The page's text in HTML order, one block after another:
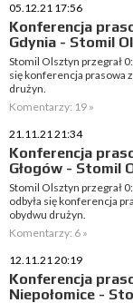
05.12.21 17:56
Konferencja
Gdynia - Stomil
Stomil Olsztyn przegrał
się konferencja prasowa
drużyn.
Komentarzy: 19 »
21.11.21 21:34
Konferencja
Głogów - Stomil
Stomil Olsztyn przegrał
odbyła się konferencja
obydwu drużyn.
Komentarzy: 6 »
12.11.21 20:19
Konferencja
Niepołomice -